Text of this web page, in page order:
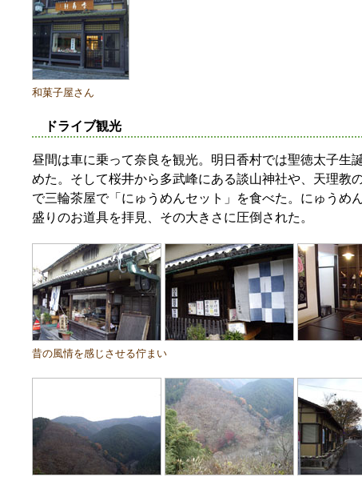
和菓子屋さん
ドライブ観光
昼間は車に乗って奈良を観光。明日香村では聖徳太子生
めた。そして桜井から多武峰にある談山神社や、天理教
で三輪茶屋で「にゅうめんセット」を食べた。にゅう
盛りのお道具を拝見、その大きさに圧倒された。
昔の風情を感じさせる佇まい